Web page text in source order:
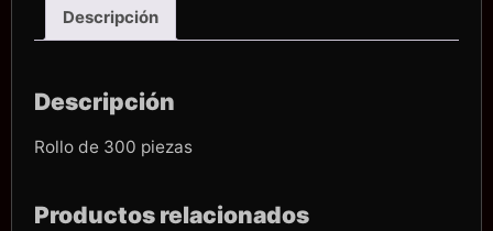
Descripción
Descripción
Rollo de 300 piezas
Productos relacionados